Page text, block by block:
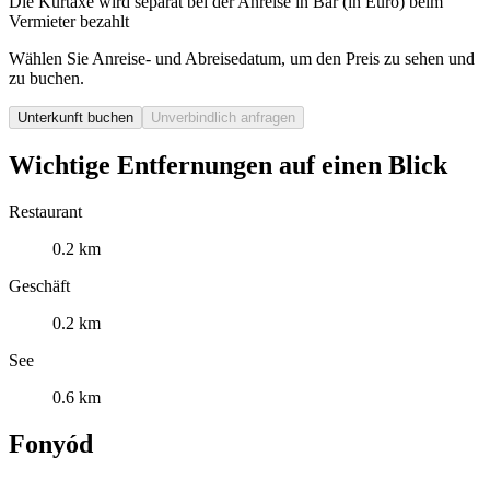
Vermieter bezahlt
Wählen Sie Anreise- und Abreisedatum, um den Preis zu sehen und
zu buchen.
Unterkunft buchen Unverbindlich anfragen
Wichtige Entfernungen auf einen Blick
Restaurant
0.2 km
Geschäft
0.2 km
See
0.6 km
Fonyód